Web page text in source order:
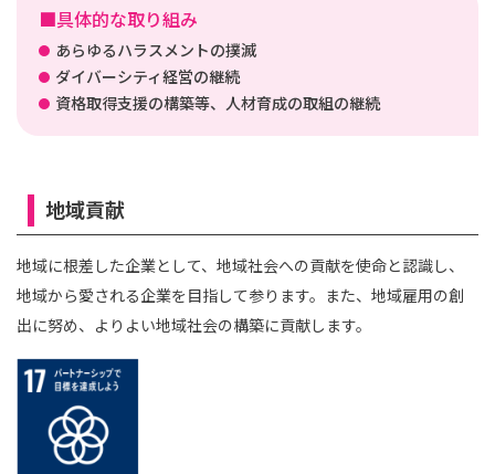
■具体的な取り組み
あらゆるハラスメントの撲滅
ダイバーシティ経営の継続
資格取得支援の構築等、人材育成の取組の継続
地域貢献
地域に根差した企業として、地域社会への貢献を使命と認識し、
地域から愛される企業を目指して参ります。また、地域雇用の創
出に努め、よりよい地域社会の構築に貢献します。